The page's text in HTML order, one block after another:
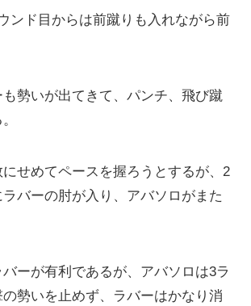
ンド目からは前蹴りも入れながら前
も勢いが出てきて、パンチ、飛び蹴
せめてペースを握ろうとするが、2
バーの肘が入り、アバソロがまた
ーが有利であるが、アバソロは3ラ
勢いを止めず、ラバーはかなり消